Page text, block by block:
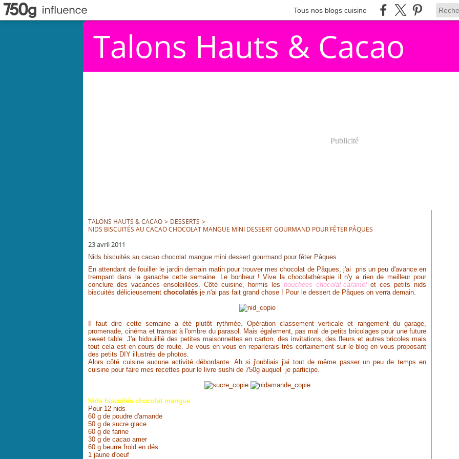
Tous nos blogs cuisine
Talons Hauts & Cacao
Publicité
TALONS HAUTS & CACAO > DESSERTS >
NIDS BISCUITÉS AU CACAO CHOCOLAT MANGUE MINI DESSERT GOURMAND POUR FÊTER PÂQUES
23 avril 2011
Nids biscuités au cacao chocolat mangue mini dessert gourmand pour fêter Pâques
En attendant de fouiller le jardin demain matin pour trouver mes chocolat de Pâques, j'ai pris un peu d'avance en
trempant dans la ganache cette semaine. Le bonheur ! Vive la chocolathérapie il n'y a rien de meilleur pour
conclure des vacances ensoleillées. Côté cuisine, hormis les bouchées chocolat-caramel et ces petits nids
biscuités délicieusement chocolatés je n'ai pas fait grand chose ! Pour le dessert de Pâques on verra demain.
Il faut dire cette semaine a été plutôt rythmée. Opération classement verticale et rangement du garage,
promenade, cinéma et transat à l'ombre du parasol. Mais également, pas mal de petits bricolages pour une future
sweet table. J'ai bidouilllé des petites maisonnettes en carton, des invitations, des fleurs et autres bricoles mais
tout cela est en cours de route. Je vous en vous en reparlerais très certainement sur le blog en vous proposant
des petits DIY illustrés de photos.
Alors côté cuisine aucune activité débordante. Ah si j'oubliais j'ai tout de même passer un peu de temps en
cuisine pour faire mes recettes pour le livre sushi de 750g auquel je participe.
Nids biscuités chocolat mangue
Pour 12 nids
60 g de poudre d'amande
50 g de sucre glace
60 g de farine
30 g de cacao amer
60 g beurre froid en dés
1 jaune d'oeuf